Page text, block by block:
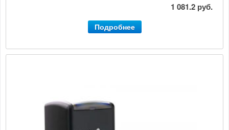
1 081.2 руб.
Подробнее